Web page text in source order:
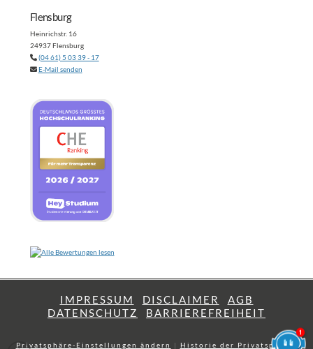
Flensburg
Heinrichstr. 16
24937 Flensburg
(04 61) 5 03 39 - 17
E-Mail senden
IMPRESSUM DISCLAIMER
AGB
DATENSCHUTZ
BARRIEREFREIHEIT
Privatsphäre-Einstellungen ändern | Historie der Privatsphäre-